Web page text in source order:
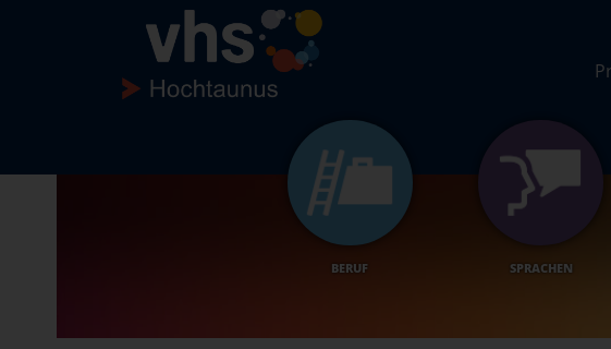
BERUF SPRACHEN